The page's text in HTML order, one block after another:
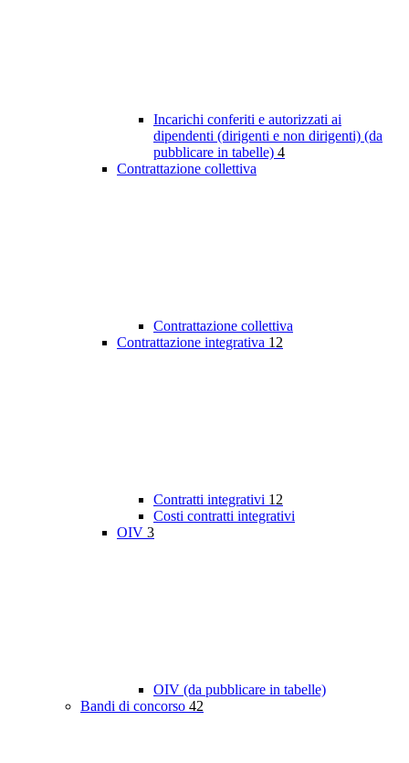
Incarichi conferiti e autorizzati ai
dipendenti (dirigenti e non dirigenti) (da
pubblicare in tabelle) 4
Contrattazione collettiva
Contrattazione collettiva
Contrattazione integrativa 12
Contratti integrativi 12
Costi contratti integrativi
OIV 3
OIV (da pubblicare in tabelle)
Bandi di concorso 42